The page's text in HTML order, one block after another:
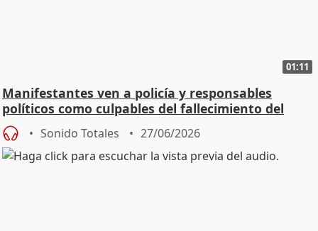
01:11
Manifestantes ven a policía y responsables
políticos como culpables del fallecimiento del
joven
Sonido Totales 27/06/2026